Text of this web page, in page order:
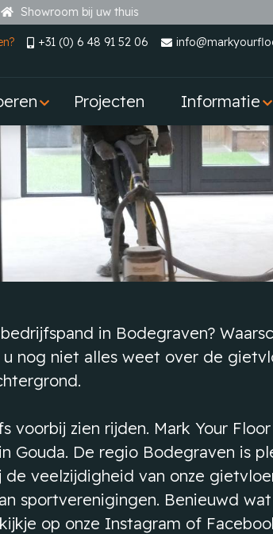
Showroom bij uw thuis
+31 (0) 6 48 91 52 06
Projecten Informatie
in Bodegraven?
nog niet alles weet over de
voorbij zien rijden. Mark Your
Gouda. De regio Bodegraven is
veelzijdigheid van onze
sportverenigingen. Benieuwd
op onze Instagram of